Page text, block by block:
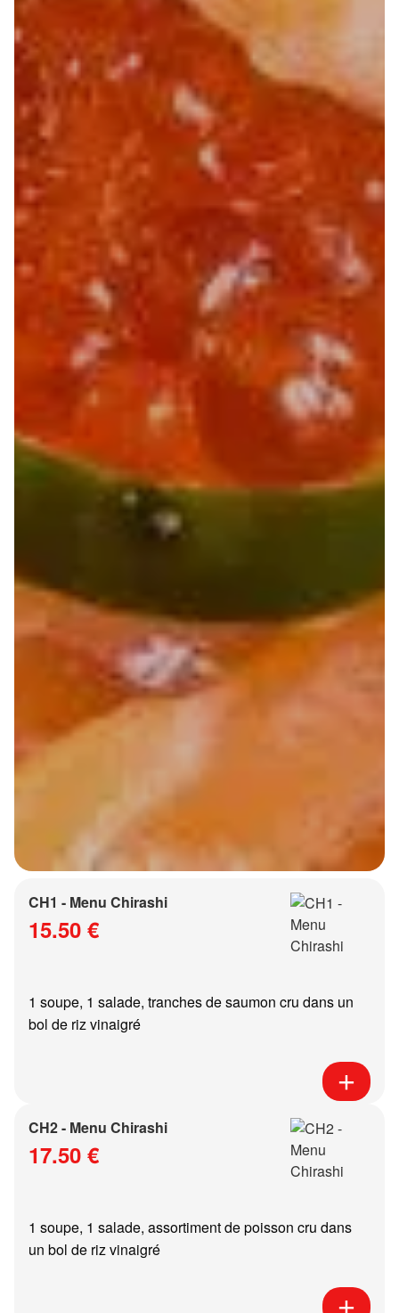
CH1 - Menu Chirashi
15.50 €
1 soupe, 1 salade, tranches de saumon cru dans un
bol de riz vinaigré
CH2 - Menu Chirashi
17.50 €
1 soupe, 1 salade, assortiment de poisson cru dans
un bol de riz vinaigré